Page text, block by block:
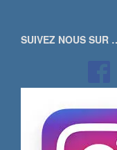
SUIVEZ NOUS SUR